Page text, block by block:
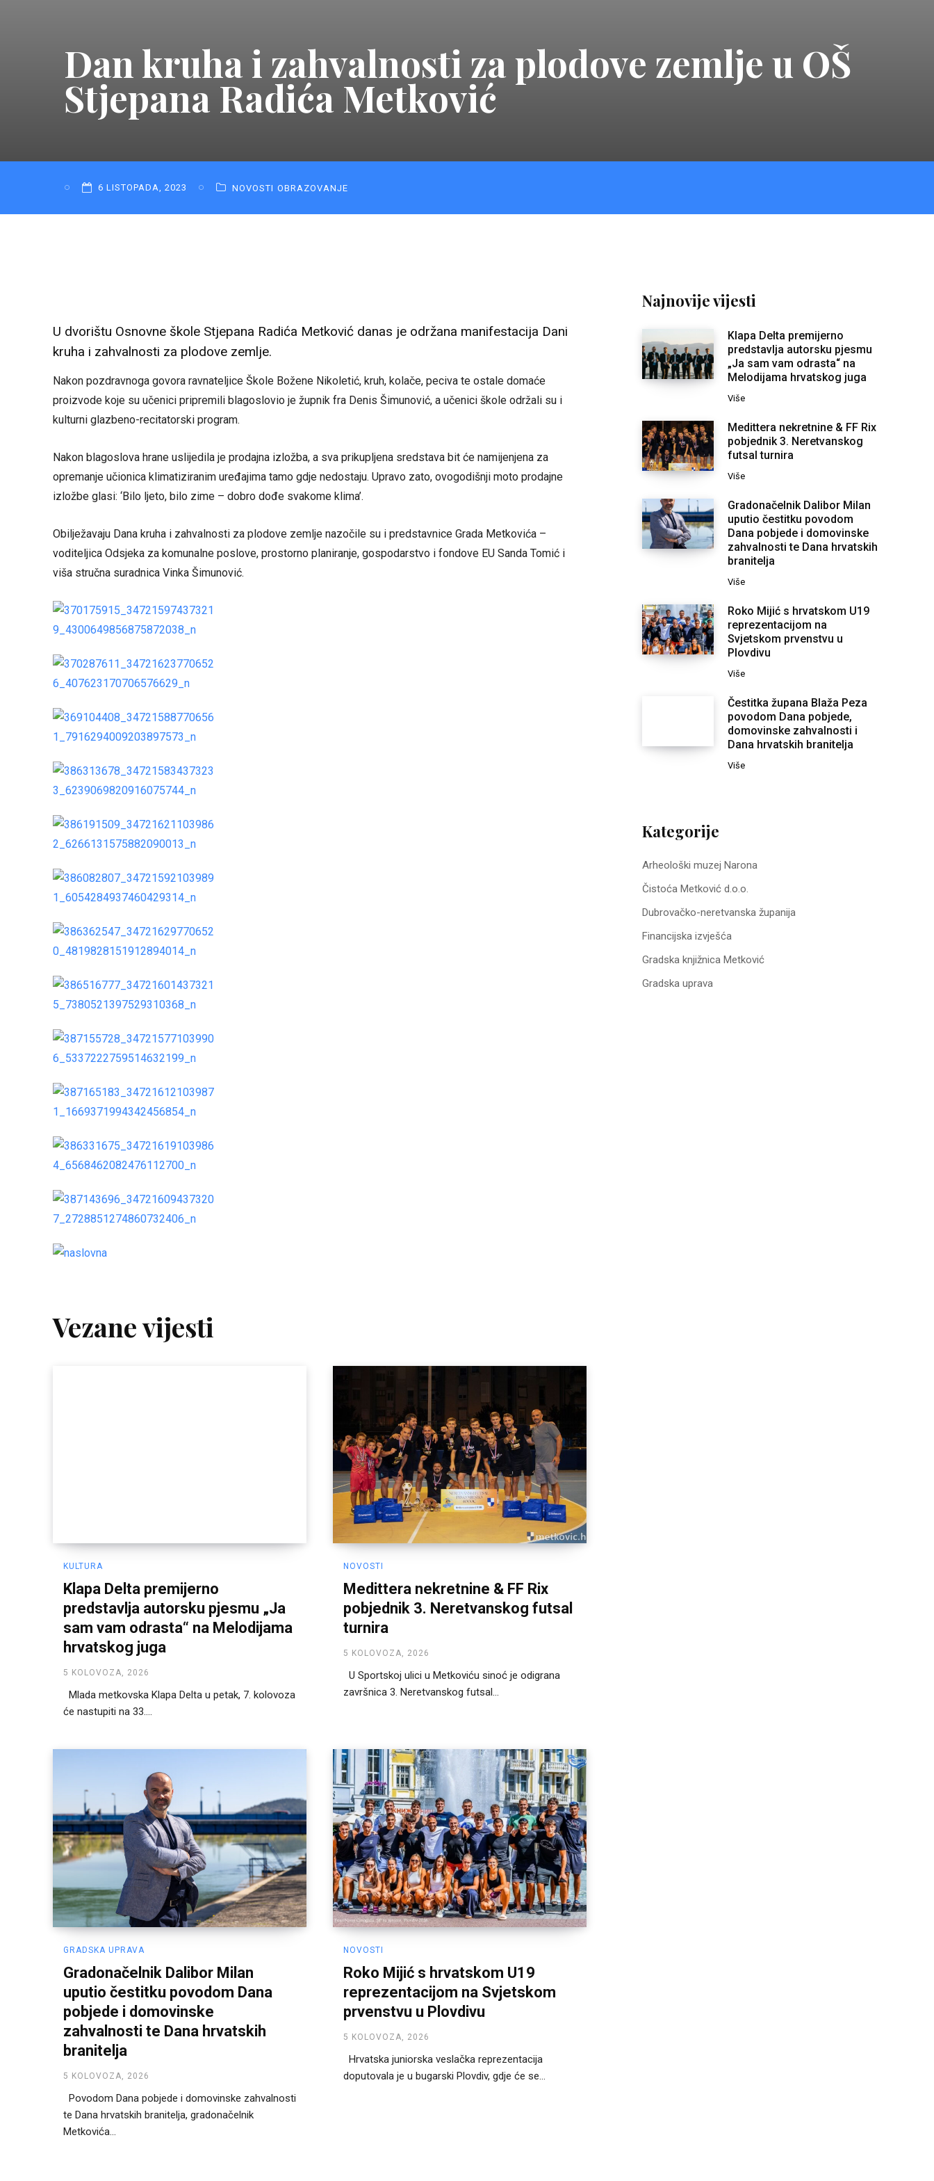
Dan kruha i zahvalnosti za plodove zemlje u OŠ
Stjepana Radića Metković
6 LISTOPADA, 2023 NOVOSTI OBRAZOVANJE
U dvorištu Osnovne škole Stjepana Radića Metković danas je održana manifestacija Dani
kruha i zahvalnosti za plodove zemlje.
Nakon pozdravnoga govora ravnateljice Škole Božene Nikoletić, kruh, kolače, peciva te ostale domaće
proizvode koje su učenici pripremili blagoslovio je župnik fra Denis Šimunović, a učenici škole održali su i
kulturni glazbeno-recitatorski program.
Nakon blagoslova hrane uslijedila je prodajna izložba, a sva prikupljena sredstava bit će namijenjena za
opremanje učionica klimatiziranim uređajima tamo gdje nedostaju. Upravo zato, ovogodišnji moto prodajne
izložbe glasi: ‘Bilo ljeto, bilo zime – dobro dođe svakome klima’.
Obilježavaju Dana kruha i zahvalnosti za plodove zemlje nazočile su i predstavnice Grada Metkovića –
voditeljica Odsjeka za komunalne poslove, prostorno planiranje, gospodarstvo i fondove EU Sanda Tomić i
viša stručna suradnica Vinka Šimunović.
Vezane vijesti
KULTURA
Klapa Delta premijerno
predstavlja autorsku pjesmu „Ja
sam vam odrasta“ na Melodijama
hrvatskog juga
5 KOLOVOZA, 2026
Mlada metkovska Klapa Delta u petak, 7. kolovoza
će nastupiti na 33....
NOVOSTI
Medittera nekretnine & FF Rix
pobjednik 3. Neretvanskog futsal
turnira
5 KOLOVOZA, 2026
U Sportskoj ulici u Metkoviću sinoć je odigrana
završnica 3. Neretvanskog futsal...
GRADSKA UPRAVA
Gradonačelnik Dalibor Milan
uputio čestitku povodom Dana
pobjede i domovinske
zahvalnosti te Dana hrvatskih
branitelja
5 KOLOVOZA, 2026
Povodom Dana pobjede i domovinske zahvalnosti
te Dana hrvatskih branitelja, gradonačelnik
Metkovića...
NOVOSTI
Roko Mijić s hrvatskom U19
reprezentacijom na Svjetskom
prvenstvu u Plovdivu
5 KOLOVOZA, 2026
Hrvatska juniorska veslačka reprezentacija
doputovala je u bugarski Plovdiv, gdje će se...
Najnovije vijesti
Klapa Delta premijerno
predstavlja autorsku pjesmu
„Ja sam vam odrasta“ na
Melodijama hrvatskog juga
Više
Medittera nekretnine & FF Rix
pobjednik 3. Neretvanskog
futsal turnira
Više
Gradonačelnik Dalibor Milan
uputio čestitku povodom
Dana pobjede i domovinske
zahvalnosti te Dana hrvatskih
branitelja
Više
Roko Mijić s hrvatskom U19
reprezentacijom na
Svjetskom prvenstvu u
Plovdivu
Više
Čestitka župana Blaža Peza
povodom Dana pobjede,
domovinske zahvalnosti i
Dana hrvatskih branitelja
Više
Kategorije
Arheološki muzej Narona
Čistoća Metković d.o.o.
Dubrovačko-neretvanska županija
Financijska izvješća
Gradska knjižnica Metković
Gradska uprava